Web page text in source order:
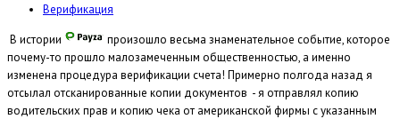
Верификация
В истории
произошло весьма знаменательное событие, которое
почему-то прошло малозамеченным общественностью, а именно
изменена процедура верификации счета! Примерно полгода назад я
отсылал отсканированные копии документов - я отправлял копию
водительских прав и копию чека от американской фирмы с указанным